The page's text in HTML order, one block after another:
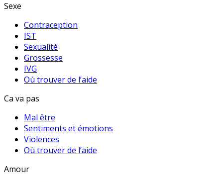
Sexe
Contraception
IST
Sexualité
Grossesse
IVG
Où trouver de l’aide
Ca va pas
Mal être
Sentiments et émotions
Violences
Où trouver de l’aide
Amour